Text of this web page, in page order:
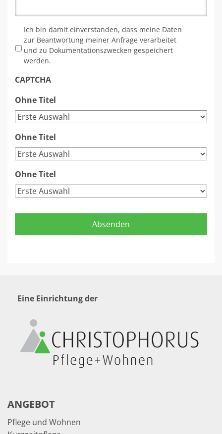
Ich bin damit einverstanden, dass meine Daten
zur Beantwortung meiner Anfrage verarbeitet
und zu Dokumentationszwecken gespeichert
werden.
CAPTCHA
Ohne Titel
Ohne Titel
Ohne Titel
Eine Einrichtung der
ANGEBOT
Pflege und Wohnen